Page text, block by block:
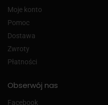
Moje konto
Pomoc
Dostawa
Zwroty
Płatności
Obserwój nas
Facebook